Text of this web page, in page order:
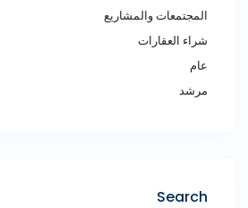
المجتمعات والمشاريع
شراء العقارات
عام
مرشد
Search